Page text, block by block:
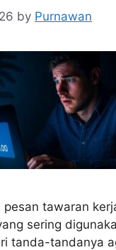
by Purnawan
pesan tawaran
sering
tanda-tandanya